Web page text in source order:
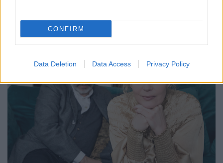
CONFIRM
Data Deletion Data Access Privacy Policy